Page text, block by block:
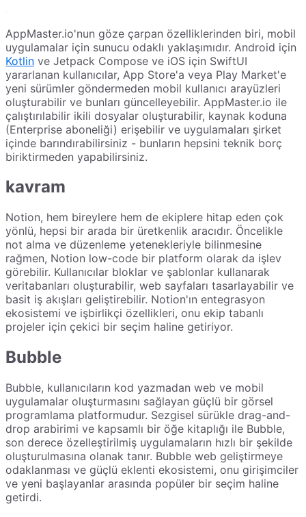
AppMaster.io'nun göze çarpan özelliklerinden biri, mobil
uygulamalar için sunucu odaklı yaklaşımıdır. Android için
Kotlin ve Jetpack Compose ve iOS için SwiftUI
yararlanan kullanıcılar, App Store'a veya Play Market'e
yeni sürümler göndermeden mobil kullanıcı arayüzleri
oluşturabilir ve bunları güncelleyebilir. AppMaster.io ile
çalıştırılabilir ikili dosyalar oluşturabilir, kaynak koduna
(Enterprise aboneliği) erişebilir ve uygulamaları şirket
içinde barındırabilirsiniz - bunların hepsini teknik borç
biriktirmeden yapabilirsiniz.
kavram
Notion, hem bireylere hem de ekiplere hitap eden çok
yönlü, hepsi bir arada bir üretkenlik aracıdır. Öncelikle
not alma ve düzenleme yetenekleriyle bilinmesine
rağmen, Notion low-code bir platform olarak da işlev
görebilir. Kullanıcılar bloklar ve şablonlar kullanarak
veritabanları oluşturabilir, web sayfaları tasarlayabilir ve
basit iş akışları geliştirebilir. Notion'ın entegrasyon
ekosistemi ve işbirlikçi özellikleri, onu ekip tabanlı
projeler için çekici bir seçim haline getiriyor.
Bubble
Bubble, kullanıcıların kod yazmadan web ve mobil
uygulamalar oluşturmasını sağlayan güçlü bir görsel
programlama platformudur. Sezgisel sürükle drag-and-
drop arabirimi ve kapsamlı bir öğe kitaplığı ile Bubble,
son derece özelleştirilmiş uygulamaların hızlı bir şekilde
oluşturulmasına olanak tanır. Bubble web geliştirmeye
odaklanması ve güçlü eklenti ekosistemi, onu girişimciler
ve yeni başlayanlar arasında popüler bir seçim haline
getirdi.